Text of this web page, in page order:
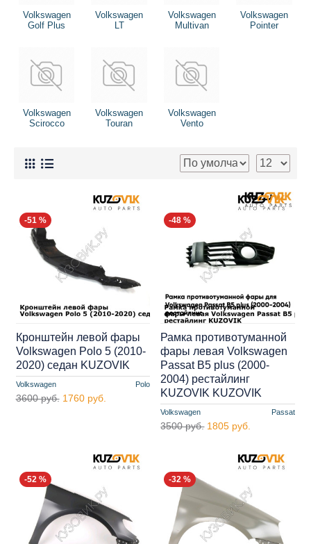
Volkswagen
Golf Plus
Volkswagen
LT
Volkswagen
Multivan
Volkswagen
Pointer
Volkswagen
Scirocco
Volkswagen
Touran
Volkswagen
Vento
-51 %
Volkswagen Polo
Кронштейн левой фары
Volkswagen Polo 5 (2010-
2020) седан KUZOVIK
3600 руб. 1760 руб.
-48 %
Volkswagen Passat
Рамка противотуманной
фары левая Volkswagen
Passat B5 plus (2000-
2004) рестайлинг
KUZOVIK KUZOVIK
3500 руб. 1805 руб.
-52 % -32 %